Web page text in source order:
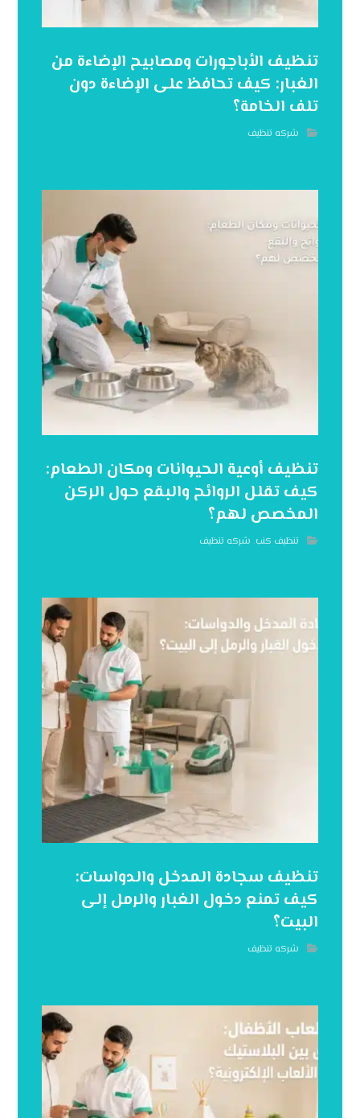
تنظيف الأباجورات ومصابيح الإضاءة من
الغبار: كيف تحافظ على الإضاءة دون
تلف الخامة؟
شركه تنظيف
تنظيف أوعية الحيوانات ومكان الطعام:
كيف تقلل الروائح والبقع حول الركن
المخصص لهم؟
تنظيف كنب, شركه تنظيف
تنظيف سجادة المدخل والدواسات:
كيف تمنع دخول الغبار والرمل إلى
البيت؟
شركه تنظيف